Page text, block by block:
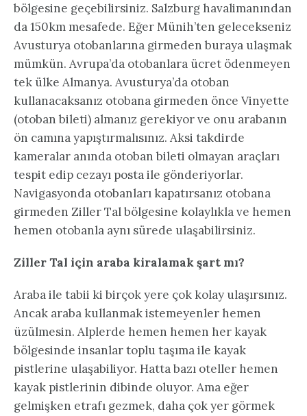
bölgesine geçebilirsiniz. Salzburg havalimanından
da 150km mesafede. Eğer Münih’ten gelecekseniz
Avusturya otobanlarına girmeden buraya ulaşmak
mümkün. Avrupa’da otobanlara ücret ödenmeyen
tek ülke Almanya. Avusturya’da otoban
kullanacaksanız otobana girmeden önce Vinyette
(otoban bileti) almanız gerekiyor ve onu arabanın
ön camına yapıştırmalısınız. Aksi takdirde
kameralar anında otoban bileti olmayan araçları
tespit edip cezayı posta ile gönderiyorlar.
Navigasyonda otobanları kapatırsanız otobana
girmeden Ziller Tal bölgesine kolaylıkla ve hemen
hemen otobanla aynı sürede ulaşabilirsiniz.
Ziller Tal için araba kiralamak şart mı?
Araba ile tabii ki birçok yere çok kolay ulaşırsınız.
Ancak araba kullanmak istemeyenler hemen
üzülmesin. Alplerde hemen hemen her kayak
bölgesinde insanlar toplu taşıma ile kayak
pistlerine ulaşabiliyor. Hatta bazı oteller hemen
kayak pistlerinin dibinde oluyor. Ama eğer
gelmişken etrafı gezmek, daha çok yer görmek